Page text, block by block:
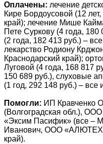
Оплачены: лечение
Кире Бордоусовой (12
край); лечение Мише
Пете Суркову (4 года,
(2 года, 182 413 руб.) –
лекарство Родиону
Краснодарский край);
Луговой (4 года, 168 817
150 689 руб.), слуховые
(1 год, 292 148 руб.) – все
Помогли: ИП Кравченко
(Волгоградская обл.),
«Эксим Пасифик» (все –
Иванович, ООО
край).